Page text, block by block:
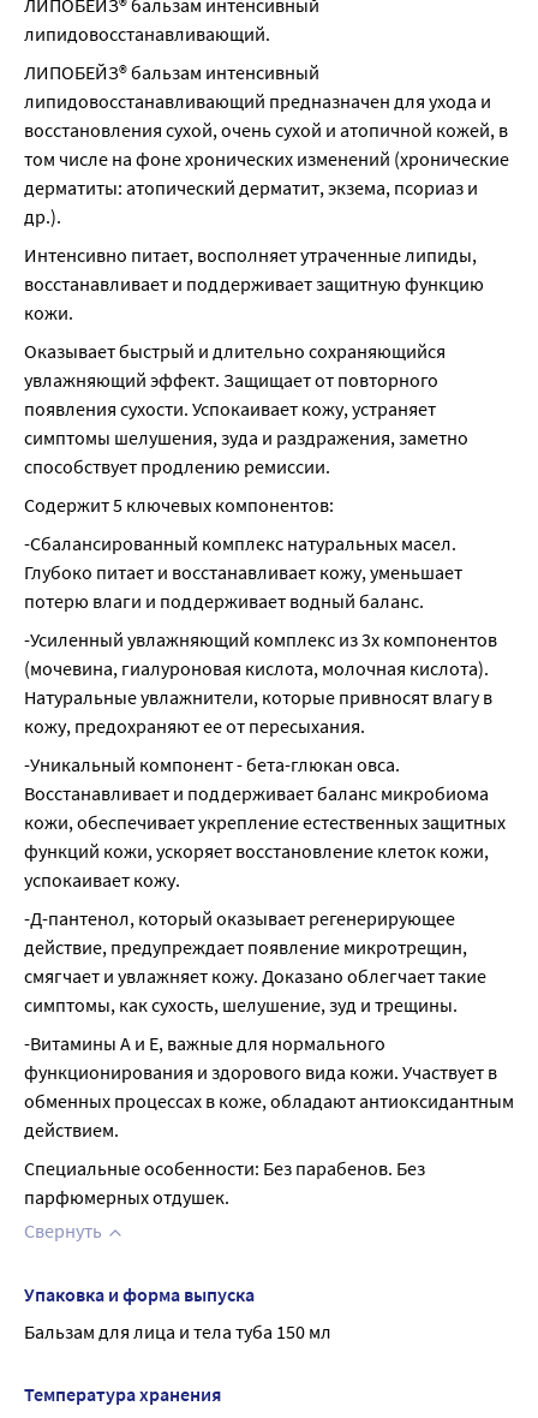
ЛИПОБЕЙЗ® бальзам интенсивный
липидовосстанавливающий.
ЛИПОБЕЙЗ® бальзам интенсивный
липидовосстанавливающий предназначен для ухода и
восстановления сухой, очень сухой и атопичной кожей, в
том числе на фоне хронических изменений (хронические
дерматиты: атопический дерматит, экзема, псориаз и
др.).
Интенсивно питает, восполняет утраченные липиды,
восстанавливает и поддерживает защитную функцию
кожи.
Оказывает быстрый и длительно сохраняющийся
увлажняющий эффект. Защищает от повторного
появления сухости. Успокаивает кожу, устраняет
симптомы шелушения, зуда и раздражения, заметно
способствует продлению ремиссии.
Содержит 5 ключевых компонентов:
-Сбалансированный комплекс натуральных масел.
Глубоко питает и восстанавливает кожу, уменьшает
потерю влаги и поддерживает водный баланс.
-Усиленный увлажняющий комплекс из 3х компонентов
(мочевина, гиалуроновая кислота, молочная кислота).
Натуральные увлажнители, которые привносят влагу в
кожу, предохраняют ее от пересыхания.
-Уникальный компонент - бета-глюкан овса.
Восстанавливает и поддерживает баланс микробиома
кожи, обеспечивает укрепление естественных защитных
функций кожи, ускоряет восстановление клеток кожи,
успокаивает кожу.
-Д-пантенол, который оказывает регенерирующее
действие, предупреждает появление микротрещин,
смягчает и увлажняет кожу. Доказано облегчает такие
симптомы, как сухость, шелушение, зуд и трещины.
-Витамины А и Е, важные для нормального
функционирования и здорового вида кожи. Участвует в
обменных процессах в коже, обладают антиоксидантным
действием.
Специальные особенности: Без парабенов. Без
парфюмерных отдушек.
Свернуть
Упаковка и форма выпуска
Бальзам для лица и тела туба 150 мл
Температура хранения